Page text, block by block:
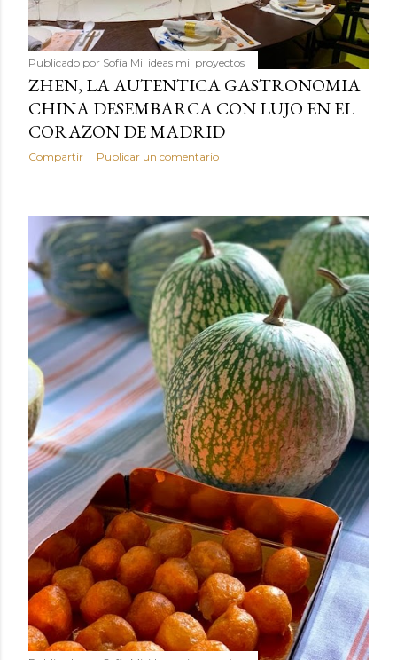
Publicado por Sofía Mil ideas mil proyectos
ZHEN, LA AUTENTICA GASTRONOMIA
CHINA DESEMBARCA CON LUJO EN EL
CORAZON DE MADRID
Compartir Publicar un comentario